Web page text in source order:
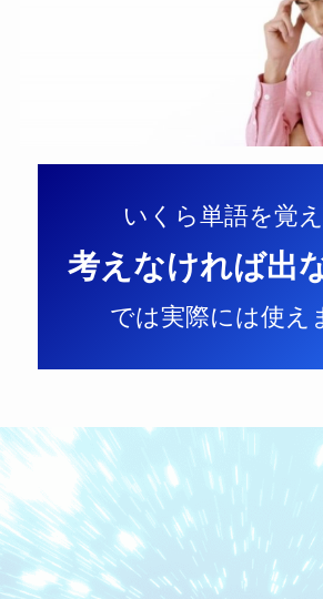
いくら単語を覚
考えなければ出
では実際には使え